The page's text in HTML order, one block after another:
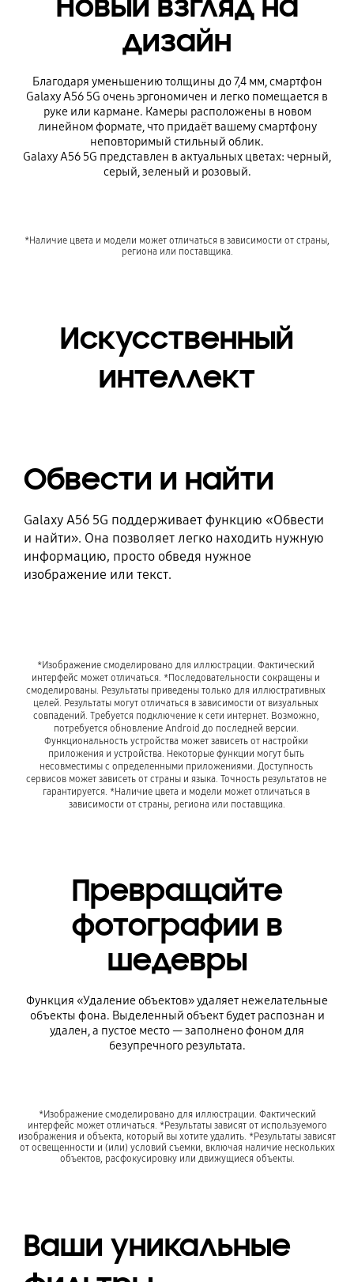
дизайн
Благодаря уменьшению толщины до 7,4 мм, смартфон
Galaxy A56 5G очень эргономичен и легко помещается в
руке или кармане. Камеры расположены в новом
линейном формате, что придаёт вашему смартфону
неповторимый стильный облик.
Galaxy A56 5G представлен в актуальных цветах: черный,
серый, зеленый и розовый.
*Наличие цвета и модели может отличаться в зависимости от страны,
региона или поставщика.
Искусственный
интеллект
Обвести и найти
Galaxy A56 5G поддерживает функцию «Обвести
и найти». Она позволяет легко находить нужную
информацию, просто обведя нужное
изображение или текст.
*Изображение смоделировано для иллюстрации. Фактический
интерфейс может отличаться. *Последовательности сокращены и
смоделированы. Результаты приведены только для иллюстративных
целей. Результаты могут отличаться в зависимости от визуальных
совпадений. Требуется подключение к сети интернет. Возможно,
потребуется обновление Android до последней версии.
Функциональность устройства может зависеть от настройки
приложения и устройства. Некоторые функции могут быть
несовместимы с определенными приложениями. Доступность
сервисов может зависеть от страны и языка. Точность результатов не
гарантируется. *Наличие цвета и модели может отличаться в
зависимости от страны, региона или поставщика.
Превращайте
фотографии в
шедевры
Функция «Удаление объектов» удаляет нежелательные
объекты фона. Выделенный объект будет распознан и
удален, а пустое место — заполнено фоном для
безупречного результата.
*Изображение смоделировано для иллюстрации. Фактический
интерфейс может отличаться. *Результаты зависят от используемого
изображения и объекта, который вы хотите удалить. *Результаты зависят
от освещенности и (или) условий съемки, включая наличие нескольких
объектов, расфокусировку или движущиеся объекты.
Ваши уникальные